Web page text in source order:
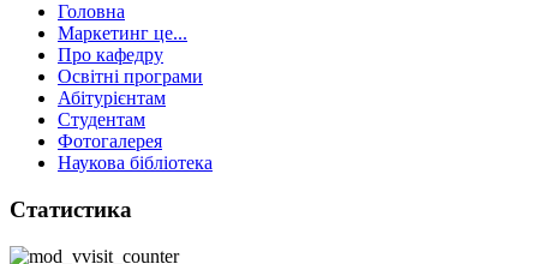
Головна
Маркетинг це...
Про кафедру
Освітні програми
Абітурієнтам
Студентам
Фотогалерея
Наукова бібліотека
Статистика